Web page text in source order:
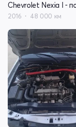
2016 48 000 км